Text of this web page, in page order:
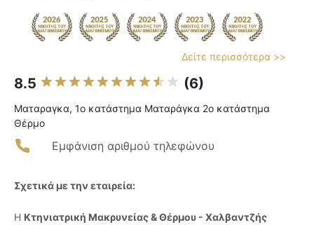
Δείτε περισσότερα >>
8.5 (6)
Ματαραγκα, 1ο κατάστημα Ματαράγκα 2ο κατάστημα
Θέρμο
Εμφάνιση αριθμού τηλεφώνου
Σχετικά με την εταιρεία:
Η Κτηνιατρική Μακρυνείας & Θέρμου - Χαλβαντζής